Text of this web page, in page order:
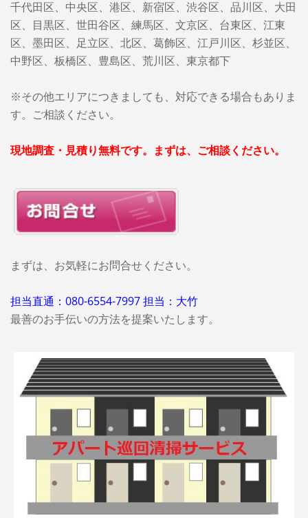
千代田区、中央区、港区、新宿区、渋谷区、品川区、大田
区、目黒区、世田谷区、練馬区、文京区、台東区、江東
区、墨田区、足立区、北区、葛飾区、江戸川区、杉並区、
中野区、板橋区、豊島区、荒川区、東京都下
※その他エリアにつきましても、対応できる場合もありま
す。ご相談ください。
現地調査・見積り無料です。まずは、ご相談ください。
まずは、お気軽にお問合せください。
担当直通：080-6554-7997 担当：大竹
最善のお手伝いの方法を提案いたします。